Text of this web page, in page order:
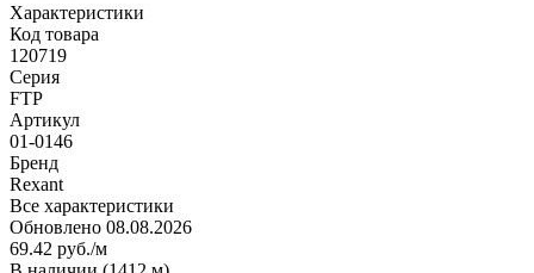
Характеристики
Код товара
120719
Серия
FTP
Артикул
01-0146
Бренд
Rexant
Все характеристики
Обновлено 08.08.2026
69.42 руб./м